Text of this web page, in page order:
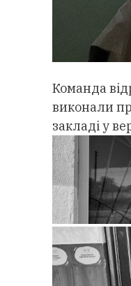
Команда
виконали
закладі у